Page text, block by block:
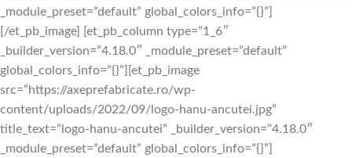
_module_preset=”default” global_colors_info=”{}”]
[/et_pb_image] [et_pb_column type=”1_6″
_builder_version=”4.18.0″ _module_preset=”default”
global_colors_info=”{}”][et_pb_image
src=”https://axeprefabricate.ro/wp-
content/uploads/2022/09/logo-hanu-ancutei.jpg”
title_text=”logo-hanu-ancutei” _builder_version=”4.18.0″
_module_preset=”default” global_colors_info=”{}”]